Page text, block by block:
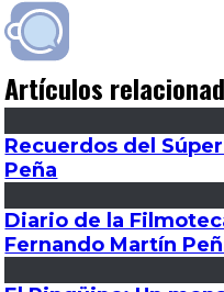
Artículos
Recuerdos del
Peña
Diario de la
Fernando Martín